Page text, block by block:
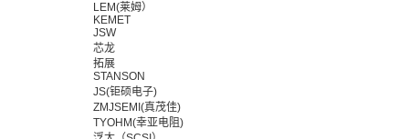
LEM(莱姆）
KEMET
JSW
芯龙
拓展
STANSON
JS(钜硕电子)
ZMJSEMI(真茂佳)
TYOHM(幸亚电阻)